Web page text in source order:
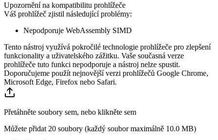
Upozornění na kompatibilitu prohlížeče
Váš prohlížeč zjistil následující problémy:
Nepodporuje WebAssembly SIMD
Tento nástroj využívá pokročilé technologie prohlížeče pro zlepšení
funkcionality a uživatelského zážitku. Vaše současná verze
prohlížeče tuto funkci nepodporuje a nástroj nelze spustit.
Doporučujeme použít nejnovější verzi prohlížečů Google Chrome,
Microsoft Edge, Firefox nebo Safari.
Přetáhněte soubory sem, nebo klikněte sem
Můžete přidat 20 soubory (každý soubor maximálně 10.0 MB)